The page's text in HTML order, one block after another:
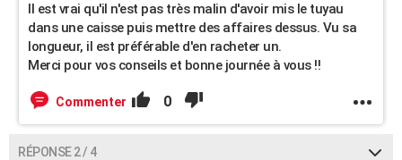
Il est vrai qu'il n'est pas très malin d'avoir mis le tuyau
dans une caisse puis mettre des affaires dessus. Vu sa
longueur, il est préférable d'en racheter un.
Merci pour vos conseils et bonne journée à vous !!
Commenter 0
RÉPONSE 2 / 4